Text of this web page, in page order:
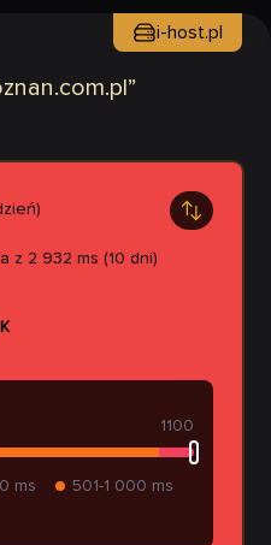
”
i-host.pl
z 2 932 ms (10 dni)
1100
ms
501-1 000 ms